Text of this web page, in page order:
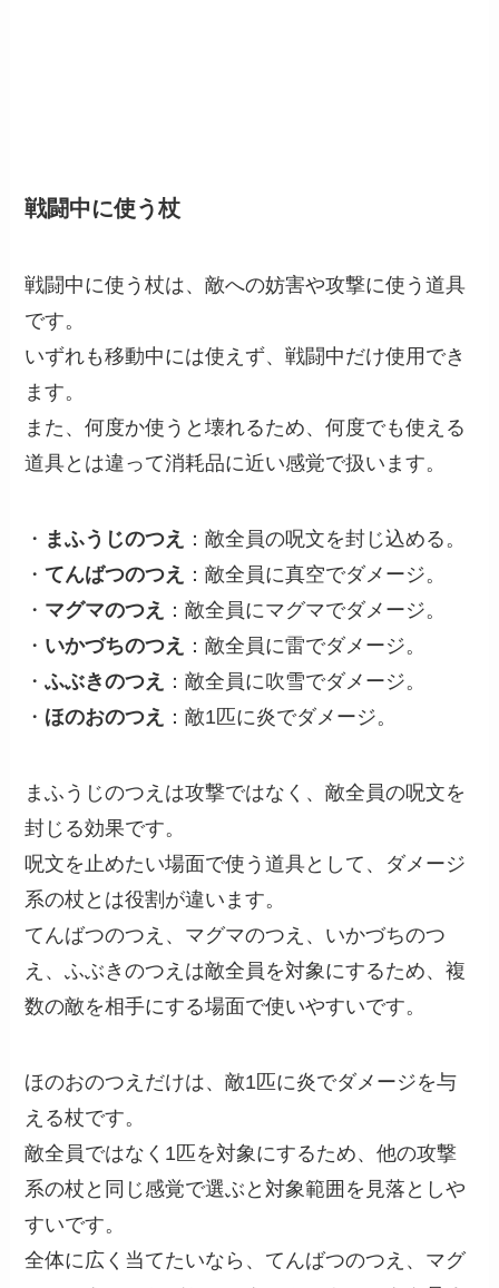
戦闘中に使う杖
戦闘中に使う杖は、敵への妨害や攻撃に使う道具
です。
いずれも移動中には使えず、戦闘中だけ使用でき
ます。
また、何度か使うと壊れるため、何度でも使える
道具とは違って消耗品に近い感覚で扱います。
・ まふうじのつえ
：敵全員の呪文を封じ込める。
・てんばつのつえ
：敵全員に真空でダメージ。
・ マグマのつえ
：敵全員にマグマでダメージ。
・ いかづちのつえ
：敵全員に雷でダメージ。
・ふぶきのつえ
：敵全員に吹雪でダメージ。
・ ほのおのつえ ：敵1匹に炎でダメージ。
まふうじのつえは攻撃ではなく、敵全員の呪文を
封じる効果です。
呪文を止めたい場面で使う道具として、ダメージ
系の杖とは役割が違います。
てんばつのつえ、マグマのつえ、いかづちのつ
え、ふぶきのつえは敵全員を対象にするため、複
数の敵を相手にする場面で使いやすいです。
ほのおのつえだけは、敵1匹に炎でダメージを与
える杖です。
敵全員ではなく1匹を対象にするため、他の攻撃
系の杖と同じ感覚で選ぶと対象範囲を見落としや
すいです。
全体に広く当てたいなら、てんばつのつえ、マグ